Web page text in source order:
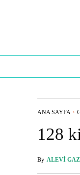
ANA SAYFA
128
By ALEVI